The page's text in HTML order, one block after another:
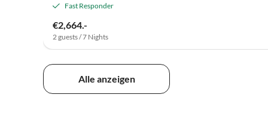
Fast Responder
€2,664.-
2 guests / 7 Nights
Alle anzeigen